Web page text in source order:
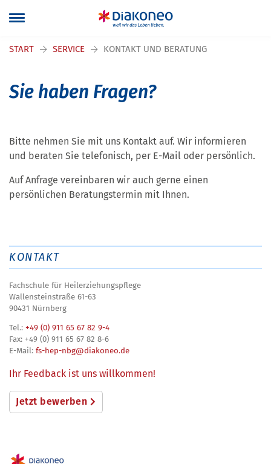
START SERVICE KONTAKT UND BERATUNG
Sie haben Fragen?
Bitte nehmen Sie mit uns Kontakt auf. Wir informieren
und beraten Sie telefonisch, per E-Mail oder persönlich.
Auf Anfrage vereinbaren wir auch gerne einen
persönlichen Beratungstermin mit Ihnen.
KONTAKT
Fachschule für Heilerziehungspflege
Wallensteinstraße 61-63
90431 Nürnberg
Tel.: +49 (0) 911 65 67 82 9-4
Fax: +49 (0) 911 65 67 82 8-6
E-Mail: fs-hep-nbg​@diakoneo.de
Ihr Feedback ist uns willkommen!
Jetzt bewerben